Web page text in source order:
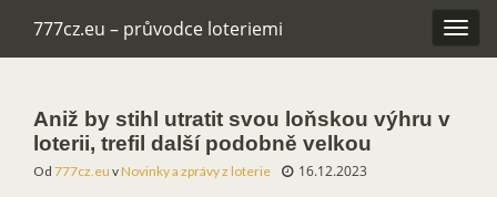
777cz.eu – průvodce loteriemi
Aniž by stihl utratit svou loňskou výhru v
loterii, trefil další podobně velkou
Od 777cz.eu vNovinky a zprávy z loterie 16.12.2023